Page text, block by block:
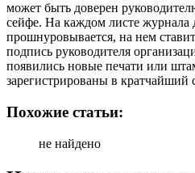
может быть доверен
сейфе. На каждом листе
прошнуровывается, на нем
подпись руководителя
появились новые печати или
зарегистрированы в кратчайший
Похожие статьи:
не найдено